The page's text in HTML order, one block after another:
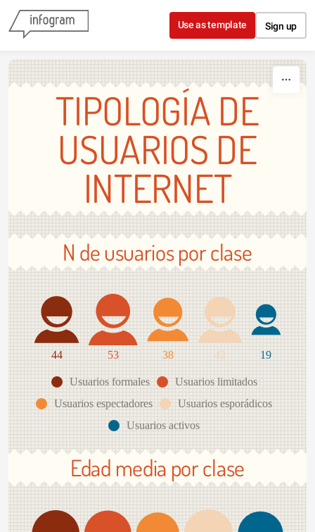
Skip to content
Use as template Sign up
TIPOLOGÍA DE
USUARIOS DE
INTERNET
N de usuarios por clase
44 53 38 42 19
Usuarios formales
Usuarios limitados
Usuarios espectadores
Usuarios esporádicos
Usuarios activos
Edad media por clase